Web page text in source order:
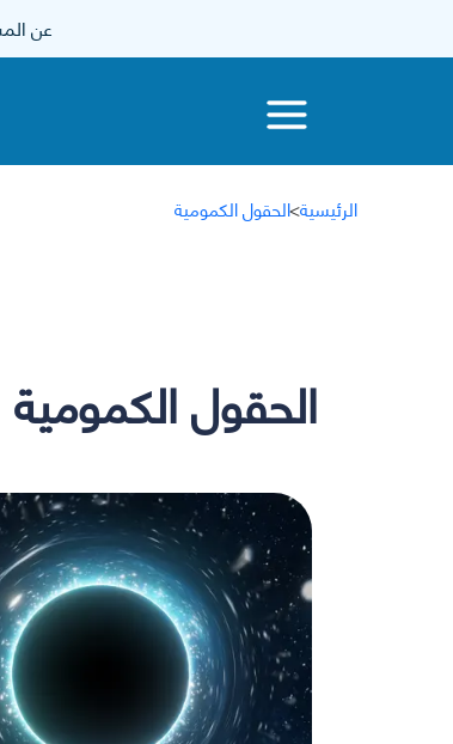
عن
الرئيسية>الحقول الكمومية
الحقول الكمومية